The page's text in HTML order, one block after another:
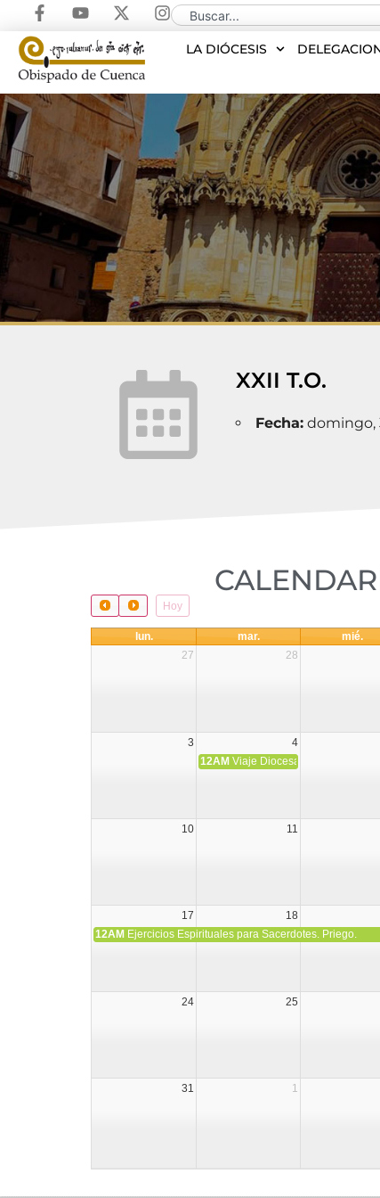
LA DIÓCESIS
XXII T.O.
Fecha:domingo,
Hoy
lun. mar. mié.
27
28
3 4
12AM Viaje Diocesano a Japón.
10 11
17 18
12AM Ejercicios Espirituales para Sacerdotes. Priego.
24 25
31 1